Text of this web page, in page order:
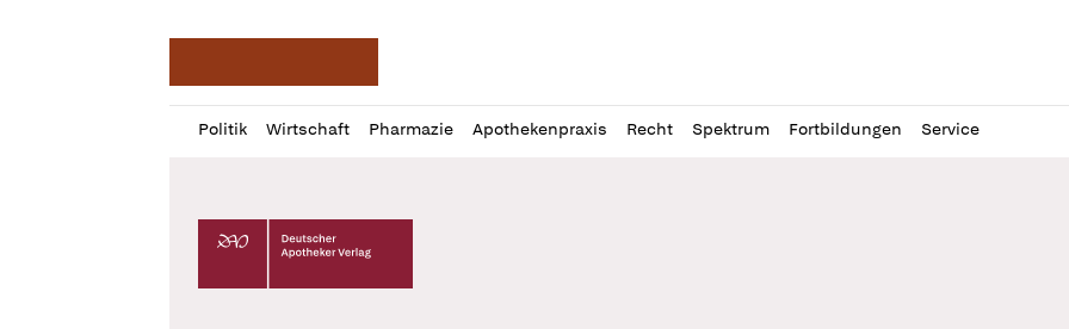
Politik Wirtschaft Pharmazie Apothekenpraxis Recht Spektrum Fortbildungen Service
Profil
öffnen
Daz
Pur
Deutscher Apotheker Verlag Logo